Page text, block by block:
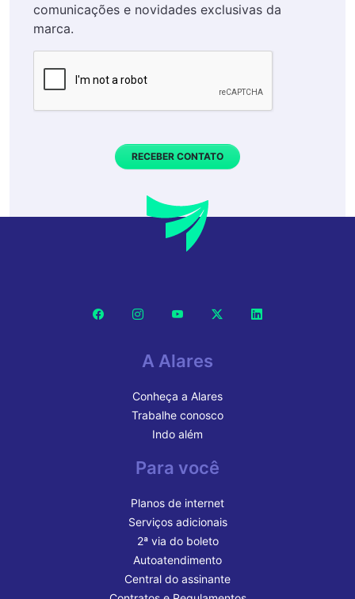
comunicações e novidades exclusivas da
marca.
RECEBER CONTATO
A Alares
Conheça a Alares
Trabalhe conosco
Indo além
Para você
Planos de internet
Serviços adicionais
2ª via do boleto
Autoatendimento
Central do assinante